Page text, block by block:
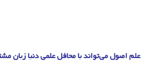
علم اصول می‌تواند با محافل علمی دنیا زبان